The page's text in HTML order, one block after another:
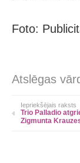
Foto:
Atslēgas
Iepriekšējais raksts
Trio Palladio
Zigmunta